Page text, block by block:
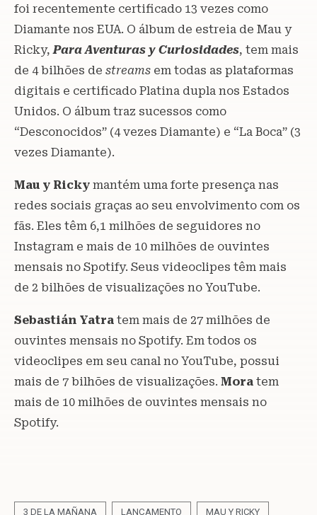
foi recentemente certificado 13 vezes como
Diamante nos EUA. O álbum de estreia de Mau y
Ricky,Para Aventuras y Curiosidades, tem mais
de 4 bilhões de streams em todas as plataformas
digitais e certificado Platina dupla nos Estados
Unidos. O álbum traz sucessos como
“Desconocidos” (4 vezes Diamante) e “La Boca” (3
vezes Diamante).
Mau y Ricky mantém uma forte presença nas
redes sociais graças ao seu envolvimento com os
fãs. Eles têm 6,1 milhões de seguidores no
Instagram e mais de 10 milhões de ouvintes
mensais no Spotify. Seus videoclipes têm mais
de 2 bilhões de visualizações no YouTube.
Sebastián Yatra tem mais de 27 milhões de
ouvintes mensais no Spotify. Em todos os
videoclipes em seu canal no YouTube, possui
mais de 7 bilhões de visualizações. Mora tem
mais de 10 milhões de ouvintes mensais no
Spotify.
3 DE LA MAÑANA LANÇAMENTO MAU Y RICKY